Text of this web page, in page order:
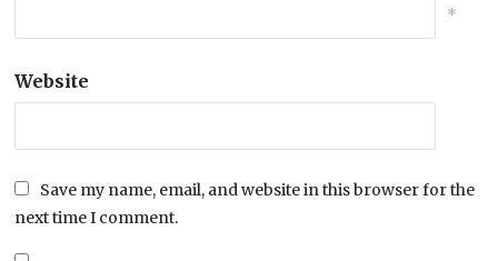
*
Website
Save my name, email, and website in this browser for the
next time I comment.